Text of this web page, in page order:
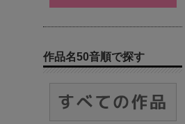
作品名50音順で探す